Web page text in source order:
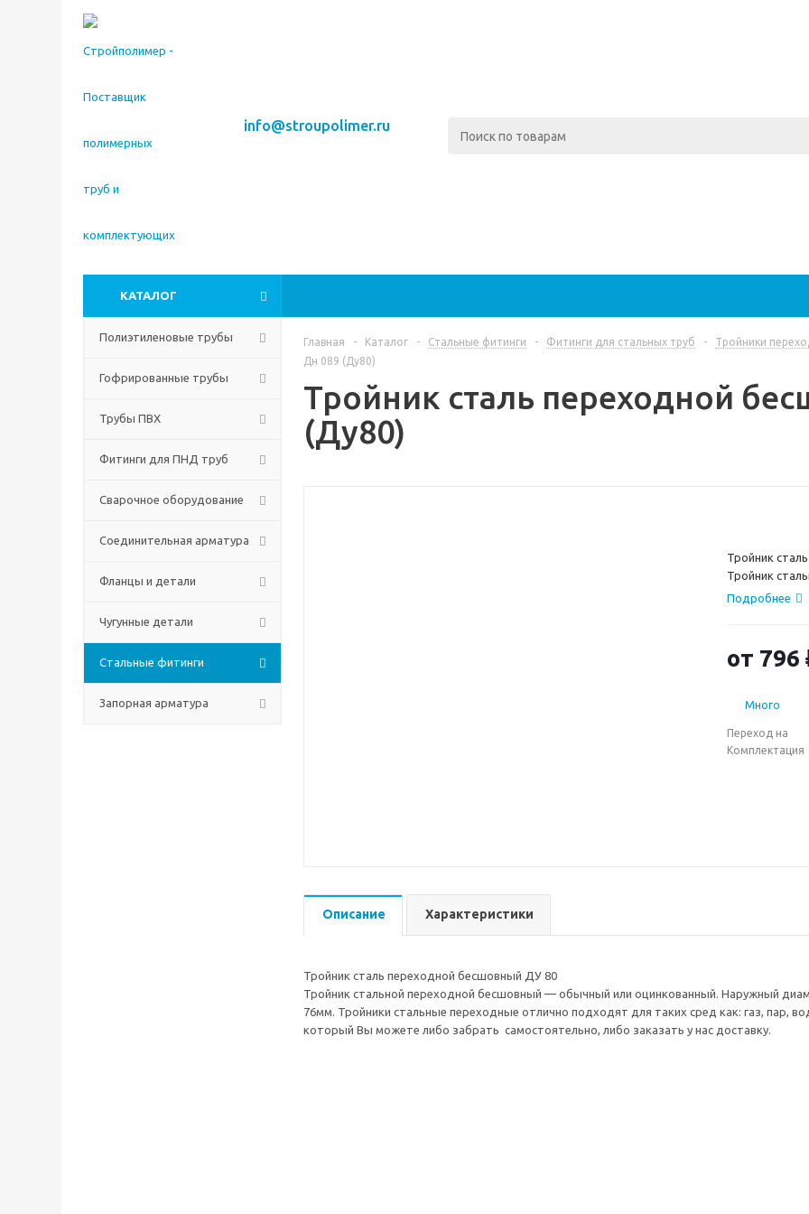
info@stroupolimer.ru
КАТАЛОГ
Полиэтиленовые трубы
Гофрированные трубы
Трубы ПВХ
Фитинги для ПНД труб
Сварочное оборудование
Соединительная арматура
Фланцы и детали
Чугунные детали
Стальные фитинги
Запорная арматура
Главная - Каталог - Стальные фитинги - Фитинги для стальных труб - Тройники
Дн 089 (Ду80)
Тройник сталь переходной
(Ду80)
Тройник
Тройник
широкий
забрать
Подробнее
от 796
Много
Переход на
Комплектация
Описание Характеристики
Тройник сталь переходной бесшовный ДУ 80
Тройник стальной переходной бесшовный — обычный или оцинкованный. Наружный
76мм. Тройники стальные переходные отлично подходят для таких сред как: газ, пар,
который Вы можете либо забрать самостоятельно, либо заказать у нас доставку.